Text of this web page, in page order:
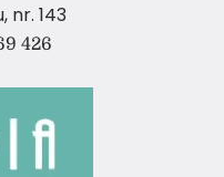
nr. 143
426